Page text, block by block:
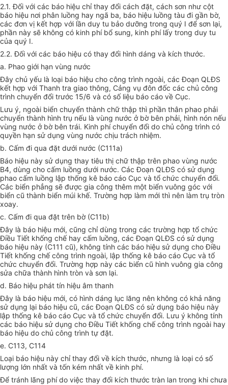
2.1. Đối với các báo hiệu chỉ thay đổi cách đặt, cách sơn như cột
báo hiệu nơi phân luồng hay ngã ba, báo hiệu luồng tàu đi gần bờ,
các đơn vị kết hợp với lần duy tu bảo dưỡng trong quý I để sơn lại,
phần này sẽ không có kinh phí bổ sung, kinh phí lấy trong duy tu
của quý I.
2.2. Đối với các báo hiệu có thay đổi hình dáng và kích thước.
a. Phao giới hạn vùng nước
Đây chủ yếu là loại báo hiệu cho công trình ngoài, các Đoạn QLĐS
kết hợp với Thanh tra giao thông, Cảng vụ đôn đốc các chủ công
trình chuyển đổi trước 15/6 và có số liệu báo cáo về Cục.
Lưu ý, ngoài biển chuyển thành chữ thập thì phần thân phao phải
chuyển thành hình trụ nếu là vùng nước ở bờ bên phải, hình nón nếu
vùng nước ở bờ bên trái. Kinh phí chuyển đổi do chủ công trình có
quyền hạn sử dụng vùng nước chịu trách nhiệm.
b. Cấm đi qua đặt dưới nước (C111a)
Báo hiệu này sử dụng thay tiêu thị chữ thập trên phao vùng nước
B4, dùng cho cấm luồng dưới nước. Các Đoạn QLĐS có sử dụng
phao cấm luồng lập thống kê báo cáo Cục và tổ chức chuyển đổi.
Các biển phẳng sẽ được gia công thêm một biển vuông góc với
biển cũ thành biển múi khế. Trường hợp làm mới thì nên làm trụ tròn
xoay.
c. Cấm đi qua đặt trên bờ (C11b)
Đây là báo hiệu mới, cũng chỉ dùng trong các trường hợp tổ chức
Điều Tiết khống chế hay cấm luồng, các Đoạn QLĐS có sử dụng
báo hiệu này (C111 cũ), không tính các báo hiệu sử dụng cho Điều
Tiết khống chế công trình ngoài, lập thống kê báo cáo Cục và tổ
chức chuyển đổi. Trường hợp này các biển cũ hình vuông gia công
sửa chữa thành hình tròn và sơn lại.
d. Báo hiệu phát tín hiệu âm thanh
Đây là báo hiệu mới, có hình dáng lục lăng nên không có khả năng
sử dụng lại báo hiệu cũ, các Đoạn QLĐS có sử dụng báo hiệu này
lập thống kê báo cáo Cục và tổ chức chuyển đổi. Lưu ý không tính
các báo hiệu sử dụng cho Điều Tiết khống chế công trình ngoài hay
báo hiệu do chủ công trình tự đặt.
e. C113, C114
Loại báo hiệu này chỉ thay đổi về kích thước, nhưng là loại có số
lượng lớn nhất và tốn kém nhất về kinh phí.
Để tránh lãng phí do việc thay đổi kích thước tràn lan trong khi chưa